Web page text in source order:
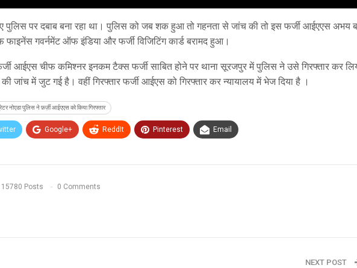
पुलिस पर दबाब बना रहा था। पुलिस को जब शक हुआ तो गहनता से जांच की तो इस फर्जी आईएएस अभय
गवर्नमेंट ऑफ इंडिया और फर्जी विजिटिंग कार्ड बरामद हुआ।
आईएस चीफ कमिश्नर इनकम टैक्स फर्जी साबित होने पर थाना सूरजपुर में पुलिस ने उसे गिरफ्तार कर
की जांच में जुट गई है। वहीं गिरफ्तार फर्जी आईएस को गिरफ्तार कर न्यायालय में भेज दिया है ।
नोएडा पुलिस ने फ़र्ज़ी आईएएस को किया गिरफ्तार
Google+ ReddIt Pinterest Email
15780 Posts 0 Comments
NEXT POST